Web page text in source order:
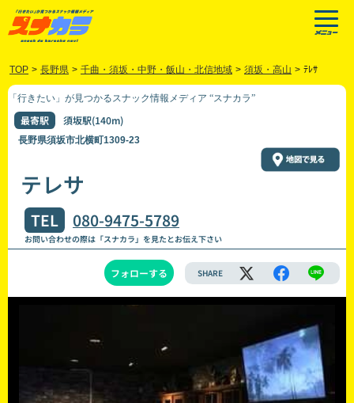
TOP > 長野県 > 千曲・須坂・中野・飯山・北信地域 > 須坂・高山 > ﾃﾚｻ
「行きたい」が見つかるスナック情報メディア “スナカラ”
最寄駅 須坂駅(140m)
長野県須坂市北横町1309-23
テレサ
TEL 080-9475-5789
お問い合わせの際は「スナカラ」を見たとお伝え下さい
フォローする SHARE